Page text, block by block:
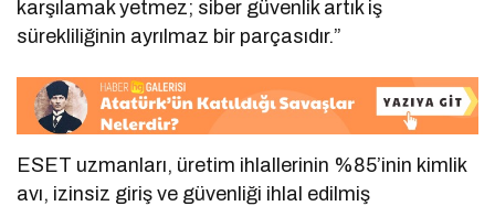
karşılamak yetmez; siber güvenlik artık iş
sürekliliğinin ayrılmaz bir parçasıdır.”
ESET uzmanları, üretim ihlallerinin %85’inin kimlik
avı, izinsiz giriş ve güvenliği ihlal edilmiş